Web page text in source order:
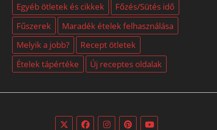
Egyéb ötletek és cikkek
Főzés/Sütés idő
Fűszerek
Maradék ételek felhasználása
Melyik a jobb?
Recept ötletek
Ételek tápértéke
Új receptes oldalak